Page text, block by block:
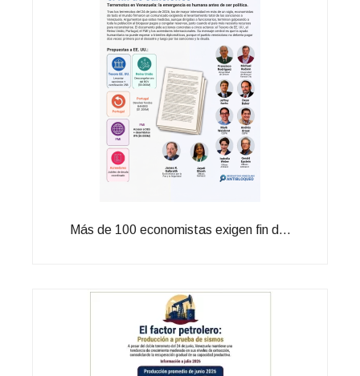
Más de 100 economistas exigen fin d...